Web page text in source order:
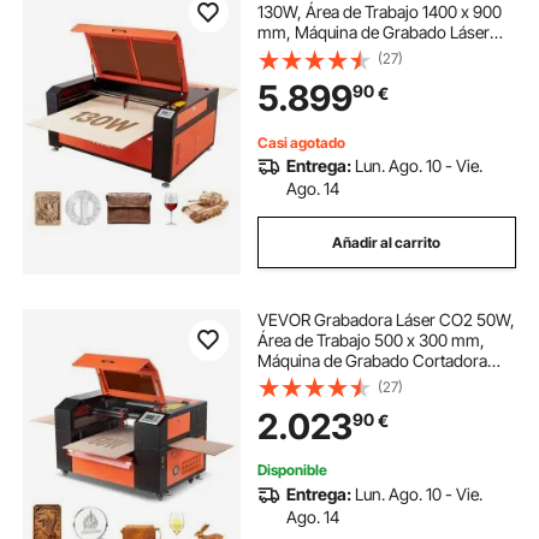
130W, Área de Trabajo 1400 x 900
mm, Máquina de Grabado Láser
con Asistencia de Aire de Paso de 2
Vías Velocidad de 1200 mm/s, para
Bricolaje en Madera Acrílico Cuero
(27)
5.89990€
Casi agotado
Entrega: Lun. Ago. 10 - Vie.
Ago. 14
Añadir al carrito
VEVOR Grabadora Láser CO2 50W,
Área de Trabajo 500 x 300 mm,
Máquina de Grabado Cortadora
Láser con Asistencia de Aire de
Paso de 4 Vías Velocidad de 600
mm/s, para Bricolaje en Madera
Acrílico Cuero
(27)
2.02390€
Disponible
Entrega: Lun. Ago. 10 - Vie.
Ago. 14